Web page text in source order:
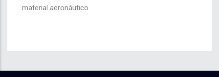
material aeronáutico.